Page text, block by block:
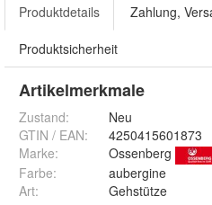
Produktdetails Zahlung,
Produktsicherheit
Artikelmerkmale
Zustand:
Neu
GTIN / EAN:
4250415601873
Marke:
Ossenberg
Farbe:
aubergine
Art: Gehstütze